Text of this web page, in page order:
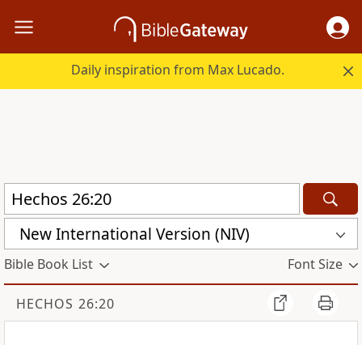
Daily inspiration from Max Lucado.
New International Version (NIV)
Bible Book List Font Size
HECHOS 26:20